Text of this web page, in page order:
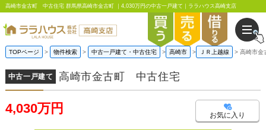
高崎市金古町 中古住宅 群馬県高崎市金古町 ｜4,030万円の中古一戸建て｜ララハウス高崎支店
TOPページ 物件検索 中古一戸建て・中古住宅 高崎市 ＪＲ上越線 高崎市
中古一戸建て 高崎市金古町 中古住宅
4,030万円 お気に入り